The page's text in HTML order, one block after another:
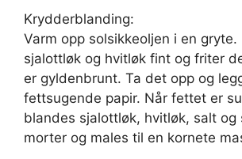
Krydderblanding:
Varm opp solsikkeoljen i en gryte.
sjalottløk og hvitløk fint og friter
er gyldenbrunt. Ta det opp og
fettsugende papir. Når fettet er
blandes sjalottløk, hvitløk, salt og
morter og males til en kornete